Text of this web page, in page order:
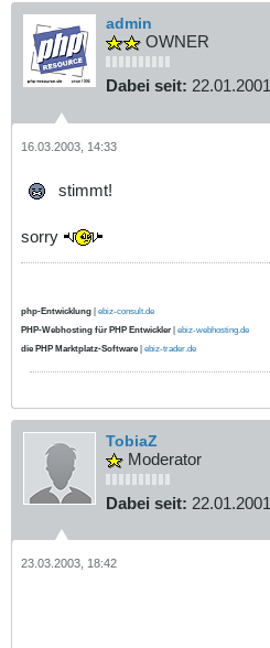
admin
OWNER
Dabei seit: 22.01.2001
16.03.2003, 14:33
stimmt!
sorry
php-Entwicklung
ebiz-consult.de
PHP-Webhosting für PHP Entwickler
ebiz-webhosting.de
die PHP Marktplatz-Software
ebiz-trader.de
TobiaZ
Moderator
Dabei seit: 22.01.2001
23.03.2003, 18:42